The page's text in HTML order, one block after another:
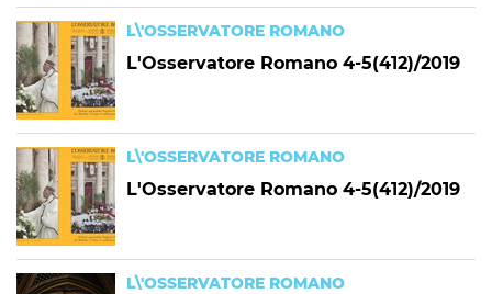
L\'OSSERVATORE ROMANO
L'Osservatore Romano 4-5(412)/2019
L\'OSSERVATORE ROMANO
L'Osservatore Romano 4-5(412)/2019
L\'OSSERVATORE ROMANO